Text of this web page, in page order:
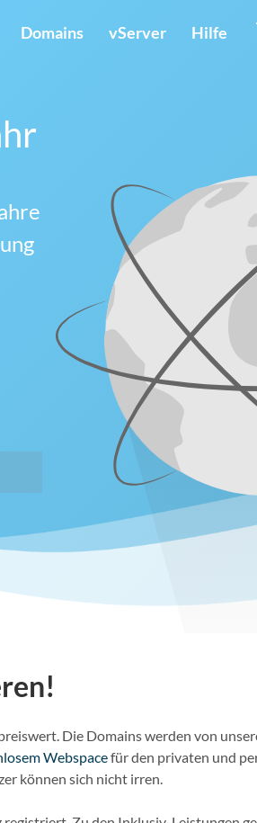
Domains vServer Hilfe
Die Domains werden von
Webspacefür den privaten und
können sich nicht irren.